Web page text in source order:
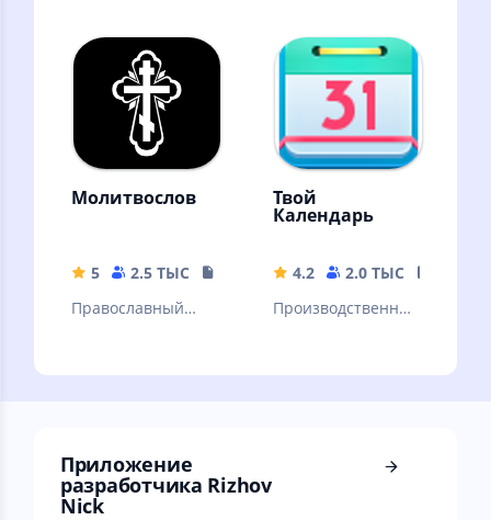
интересующихся.
х охотников.
Интерактивный
справочник.
Молитвослов
5 2.5 ТЫС
441.95 MB
Православный
Твой
Календарь
4.2 2.0 ТЫС
Производственны
Приложение
разработчика Rizhov
Nick